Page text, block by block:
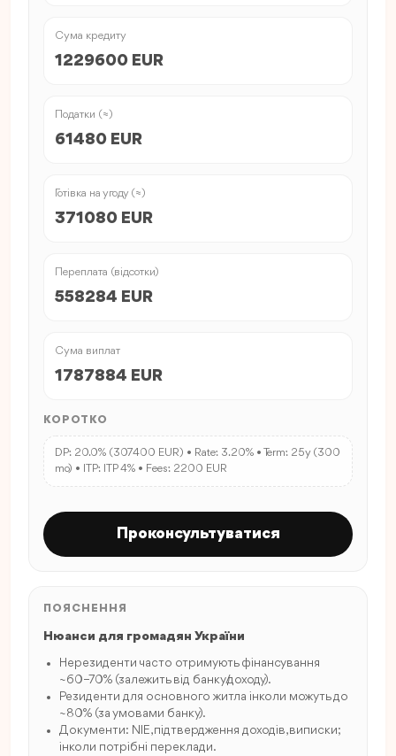
Сума кредиту
1229600 EUR
Податки (≈)
61480 EUR
Готівка на угоду (≈)
371080 EUR
Переплата (відсотки)
558284 EUR
Сума виплат
1787884 EUR
КОРОТКО
DP: 20.0% (307400 EUR) • Rate: 3.20% • Term: 25y (300
mo) • ITP: ITP 4% • Fees: 2200 EUR
Проконсультуватися
ПОЯСНЕННЯ
Нюанси для громадян України
Нерезиденти часто отримують фінансування
~60–70% (залежить від банку/доходу).
Резиденти для основного житла інколи можуть до
~80% (за умовами банку).
Документи: NIE, підтвердження доходів, виписки;
інколи потрібні переклади.